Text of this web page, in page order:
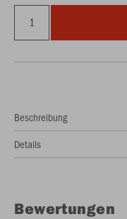
Beschreibung
Details
Bewertungen